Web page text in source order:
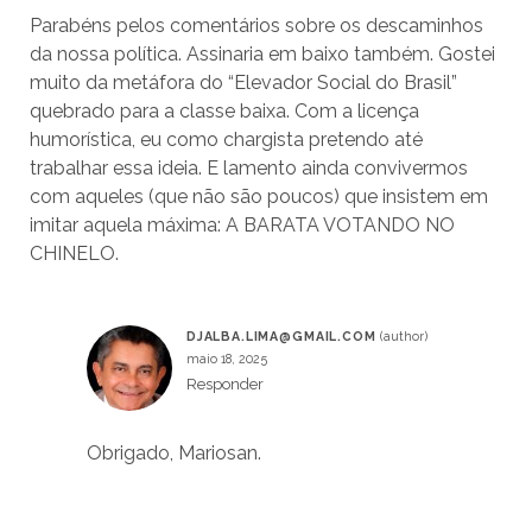
Parabéns pelos comentários sobre os descaminhos
da nossa política. Assinaria em baixo também. Gostei
muito da metáfora do “Elevador Social do Brasil”
quebrado para a classe baixa. Com a licença
humorística, eu como chargista pretendo até
trabalhar essa ideia. E lamento ainda convivermos
com aqueles (que não são poucos) que insistem em
imitar aquela máxima: A BARATA VOTANDO NO
CHINELO.
DJALBA.LIMA@GMAIL.COM
maio 18, 2025
Responder
Obrigado, Mariosan.